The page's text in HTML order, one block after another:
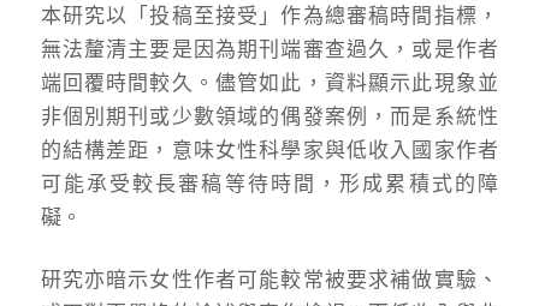
本研究以「投稿至接受」作為總審稿時間指標，
無法釐清主要是因為期刊端審查過久，或是作者
端回覆時間較久。儘管如此，資料顯示此現象並
非個別期刊或少數領域的偶發案例，而是系統性
的結構差距，意味女性科學家與低收入國家作者
可能承受較長審稿等待時間，形成累積式的障
礙。
研究亦暗示女性作者可能較常被要求補做實驗、